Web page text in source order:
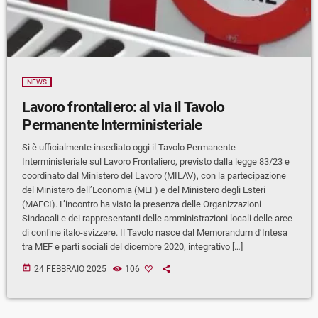
NEWS
Lavoro frontaliero: al via il Tavolo
Permanente Interministeriale
Si è ufficialmente insediato oggi il Tavolo Permanente
Interministeriale sul Lavoro Frontaliero, previsto dalla legge 83/23 e
coordinato dal Ministero del Lavoro (MILAV), con la partecipazione
del Ministero dell’Economia (MEF) e del Ministero degli Esteri
(MAECI). L’incontro ha visto la presenza delle Organizzazioni
Sindacali e dei rappresentanti delle amministrazioni locali delle aree
di confine italo-svizzere. Il Tavolo nasce dal Memorandum d’Intesa
tra MEF e parti sociali del dicembre 2020, integrativo […]
today 24 FEBBRAIO 2025 106